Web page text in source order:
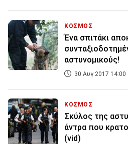
ΚΟΣΜΟΣ
Ένα σπιτάκι
αστυνομικούς!
30 Αυγ 2017 14:00
ΚΟΣΜΟΣ
Σκύλος της
άντρα που
(vid)